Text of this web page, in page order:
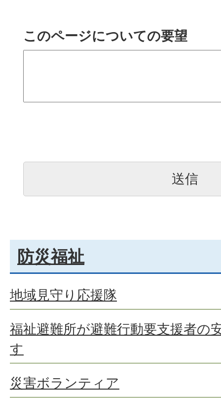
このページについての要望
防災福祉
地域見守り応援隊
福祉避難所が避難行動要支援者の
す
災害ボランティア